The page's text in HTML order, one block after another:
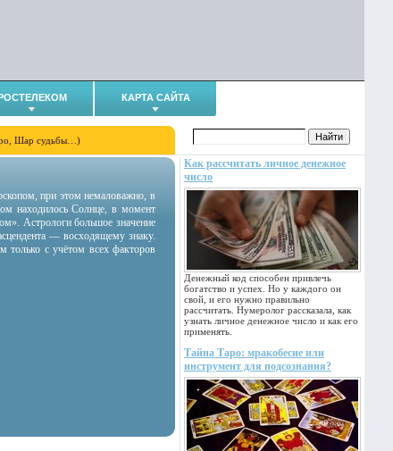
КАРТА САЙТА
Шар судьбы…)
Как рассчитать личное денежное
число
Денежный код способен привлечь
богатство и успех. Но у каждого он
свой, и его нужно правильно
рассчитать. Нумеролог рассказала, как
узнать личное денежное число и как его
применять.
Тайна Таро: мракобесие или
инструмент для подсознания?
при этом немаловажно, в
находилось Солнце, в момент
Астрологи большое значение
— восходящему знаку.
только с учётом всех факторов